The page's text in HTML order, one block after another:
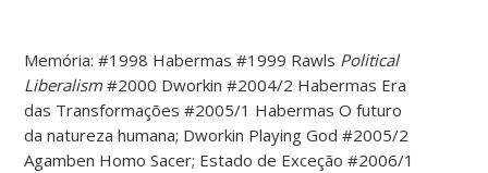
Memória: #1998 Habermas #1999 Rawls Political
Liberalism #2000 Dworkin #2004/2 Habermas Era
das Transformações #2005/1 Habermas O futuro
da natureza humana; Dworkin Playing God #2005/2
Agamben Homo Sacer; Estado de Exceção #2006/1